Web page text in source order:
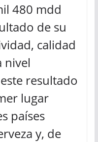
480 mdd
de su
calidad
nivel
resultado
lugar
países
y, de